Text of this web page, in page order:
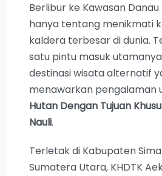
Berlibur ke Kawasan
hanya tentang menikmati
kaldera terbesar di dunia.
satu pintu masuk
destinasi wisata alternatif
menawarkan pengalaman
Hutan Dengan Tujuan
Nauli.
Terletak di Kabupaten
Sumatera Utara, KHDTK